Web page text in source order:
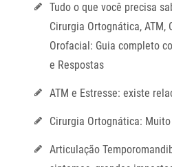
Tudo o que você precisa
Cirurgia Ortognática, ATM,
Orofacial: Guia completo
e Respostas
ATM e Estresse: existe
Cirurgia Ortognática:
Articulação